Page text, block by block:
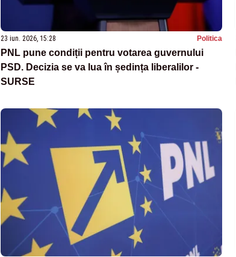
23 iun. 2026, 15:28 Politica
PNL pune condiții pentru votarea guvernului
PSD. Decizia se va lua în ședința liberalilor -
SURSE